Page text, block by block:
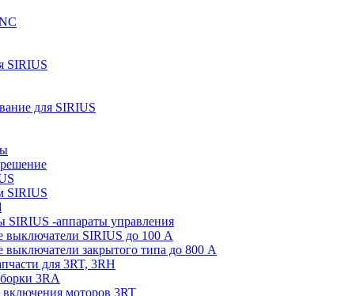
SIRIUS
для SIRIUS
SIRIUS
SIRIUS -аппараты управления
выключатели SIRIUS до 100 А
выключатели закрытого типа до 800 А
для 3RT, 3RH
3RA
моторов 3RT